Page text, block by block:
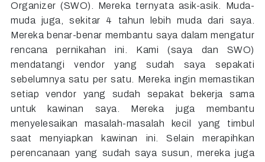
Organizer (SWO). Mereka ternyata asik-asik. Muda-
muda juga, sekitar 4 tahun lebih muda dari saya.
Mereka benar-benar membantu saya dalam mengatur
rencana pernikahan ini. Kami (saya dan SWO)
mendatangi vendor yang sudah saya sepakati
sebelumnya satu per satu. Mereka ingin memastikan
setiap vendor yang sudah sepakat bekerja sama
untuk kawinan saya. Mereka juga membantu
menyelesaikan masalah-masalah kecil yang timbul
saat menyiapkan kawinan ini. Selain merapihkan
perencanaan yang sudah saya susun, mereka juga